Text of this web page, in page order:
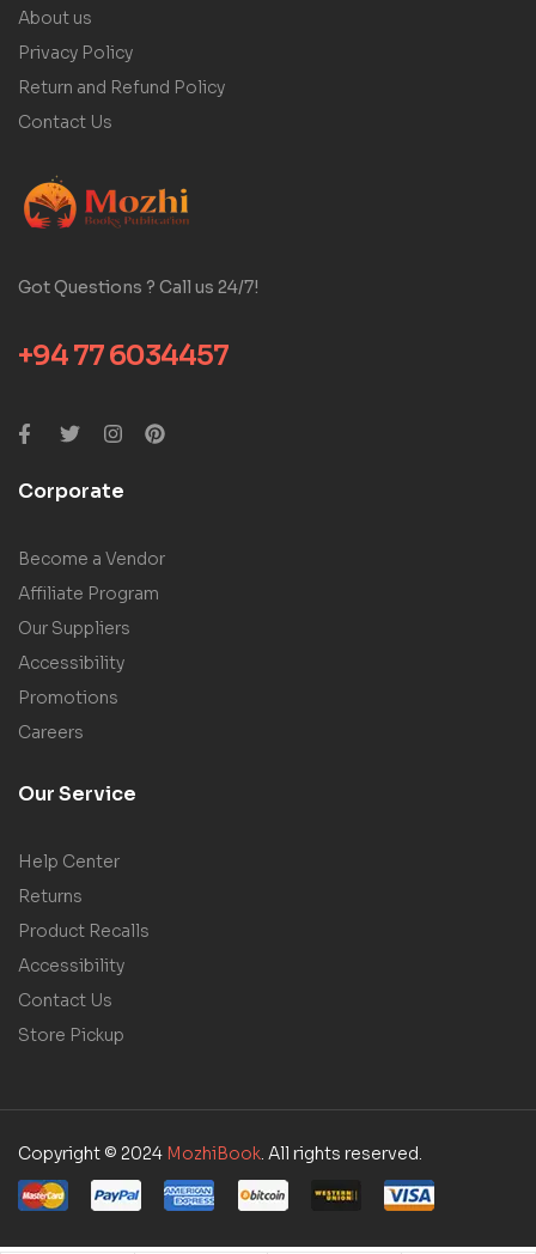
About us
Privacy Policy
Return and Refund Policy
Contact Us
Got Questions ? Call us 24/7!
+94 77 6034457
Corporate
Become a Vendor
Affiliate Program
Our Suppliers
Accessibility
Promotions
Careers
Our Service
Help Center
Returns
Product Recalls
Accessibility
Contact Us
Store Pickup
Copyright © 2024 MozhiBook. All rights reserved.